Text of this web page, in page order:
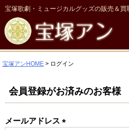
宝塚歌劇・ミュージカルグッズの販売＆買
宝塚アンHOME ログイン
会員登録がお済みのお客様
メールアドレス